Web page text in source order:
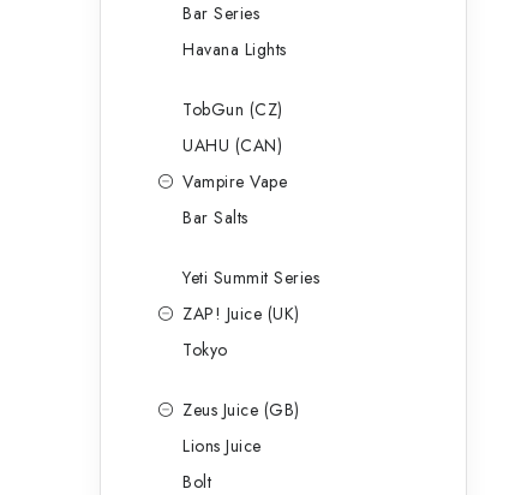
Bar Series
Havana Lights
TobGun (CZ)
UAHU (CAN)
Vampire Vape
Bar Salts
Yeti Summit Series
ZAP! Juice (UK)
Tokyo
Zeus Juice (GB)
Lions Juice
Bolt